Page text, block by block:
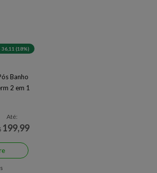
(18%)
Banho
2 em 1
Até:
199,99